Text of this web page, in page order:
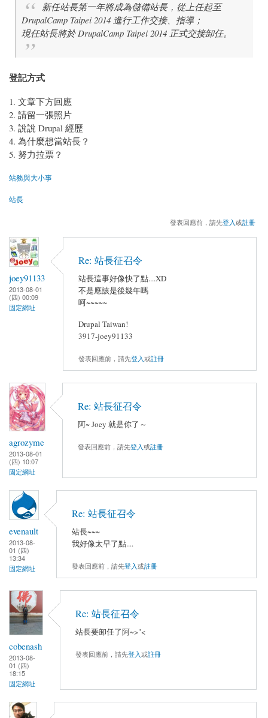
新任站長第一年將成為儲備站長，從上任起至
DrupalCamp Taipei 2014 進行工作交接、指導；
現任站長將於 DrupalCamp Taipei 2014 正式交接卸任。
登記方式
文章下方回應
請留一張照片
說說 Drupal 經歷
為什麼想當站長？
努力拉票？
站務與大小事
站長
發表回應前，請先登入或註冊
joey91133
2013-08-01
(四) 00:09
固定網址
Re: 站長征召令
站長這事好像快了點....XD
不是應該是後幾年嗎
呵~~~~~
Drupal Taiwan!
3917-joey91133
發表回應前，請先登入或註冊
agrozyme
2013-08-01
(四) 10:07
固定網址
Re: 站長征召令
阿~ Joey 就是你了～
發表回應前，請先登入或註冊
evenault
2013-08-
01 (四)
13:34
固定網址
Re: 站長征召令
站長~~~
我好像太早了點....
發表回應前，請先登入或註冊
cobenash
2013-08-
01 (四)
18:15
固定網址
Re: 站長征召令
站長要卸任了阿~>"<
發表回應前，請先登入或註冊